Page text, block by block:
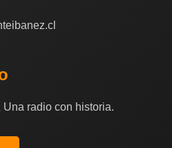
radio con historia.